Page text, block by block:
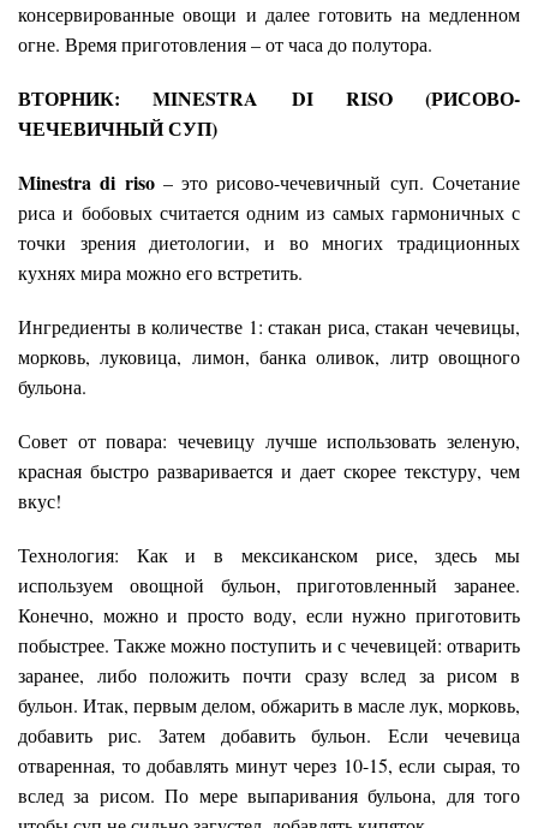
консервированные овощи и далее готовить на медленном
огне. Время приготовления – от часа до полутора.
ВТОРНИК:MINESTRA DI RISO(РИСОВО-
ЧЕЧЕВИЧНЫЙ СУП)
Minestra di riso– это рисово-чечевичный суп. Сочетание
риса и бобовых считается одним из самых гармоничных с
точки зрения диетологии, и во многих традиционных
кухнях мира можно его встретить.
Ингредиенты в количестве 1: стакан риса, стакан чечевицы,
морковь, луковица, лимон, банка оливок, литр овощного
бульона.
Совет от повара: чечевицу лучше использовать зеленую,
красная быстро разваривается и дает скорее текстуру, чем
вкус!
Технология: Как и в мексиканском рисе, здесь мы
используем овощной бульон, приготовленный заранее.
Конечно, можно и просто воду, если нужно приготовить
побыстрее. Также можно поступить и с чечевицей: отварить
заранее, либо положить почти сразу вслед за рисом в
бульон. Итак, первым делом, обжарить в масле лук, морковь,
добавить рис. Затем добавить бульон. Если чечевица
отваренная, то добавлять минут через 10-15, если сырая, то
вслед за рисом. По мере выпаривания бульона, для того